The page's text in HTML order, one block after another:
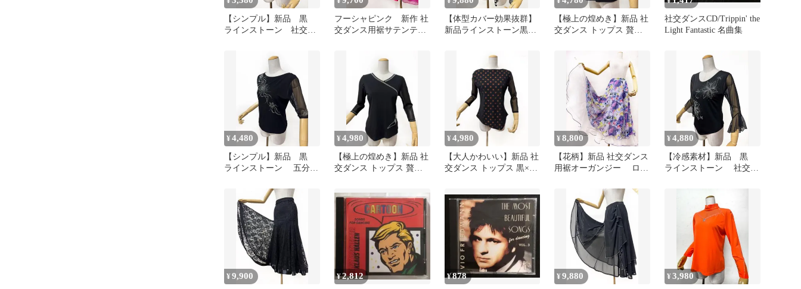
【シンプル】新品 黒
ラインストーン 社交ダ
フーシャピンク 新作 社
交ダンス用裾サテンテー
【体型カバー効果抜群】
新品ラインストーン黒水
【極上の煌めき】新品 社
交ダンス トップス 贅沢
社交ダンスCD/Trippin' the
Light Fantastic 名曲集
¥4,480
【シンプル】新品 黒
ラインストーン 五分
¥4,980
【極上の煌めき】新品 社
交ダンス トップス 贅沢
¥4,980
【大人かわいい】新品 社
交ダンス トップス 黒×オ
¥8,800
【花柄】新品 社交ダンス
用裾オーガンジー ロン
¥4,880
【冷感素材】新品 黒
ラインストーン 社交ダ
¥9,900 ¥2,812 ¥878 ¥9,880 ¥3,980